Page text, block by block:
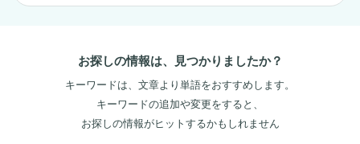
お探しの情報は、見つかりましたか？
キーワードは、文章より単語をおすすめします。
キーワードの追加や変更をすると、
お探しの情報がヒットするかもしれません